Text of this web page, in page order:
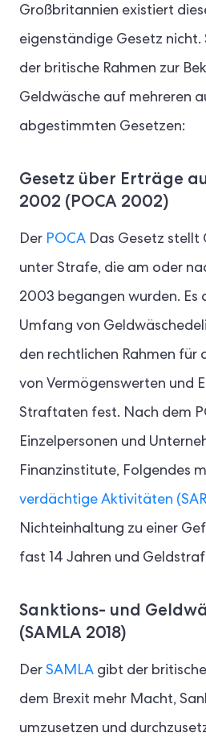
Großbritannien existiert
eigenständige Gesetz
der britische Rahmen zur
Geldwäsche auf mehreren
abgestimmten Gesetzen:
Gesetz über Erträge
2002 (POCA 2002)
Der POCA Das Gesetz
unter Strafe, die am oder
2003 begangen wurden. Es
Umfang von
den rechtlichen Rahmen für
von Vermögenswerten und
Straftaten fest. Nach dem
Einzelpersonen und
Finanzinstitute, Folgendes
verdächtige Aktivitäten
Nichteinhaltung zu einer
fast 14 Jahren und
Sanktions- und
(SAMLA 2018)
Der SAMLA gibt der
dem Brexit mehr Macht,
umzusetzen und